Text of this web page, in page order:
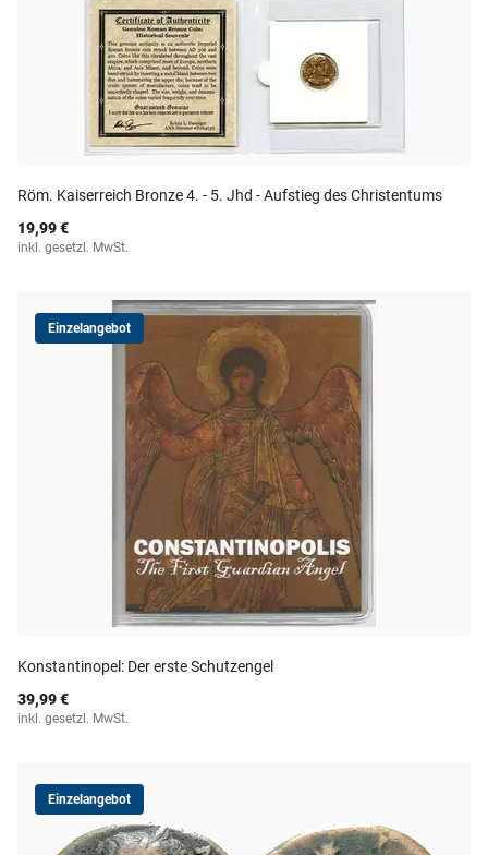
Röm. Kaiserreich Bronze 4. - 5. Jhd - Aufstieg des Christentums
19,99 €
inkl. gesetzl. MwSt.
Einzelangebot
Konstantinopel: Der erste Schutzengel
39,99 €
inkl. gesetzl. MwSt.
Einzelangebot